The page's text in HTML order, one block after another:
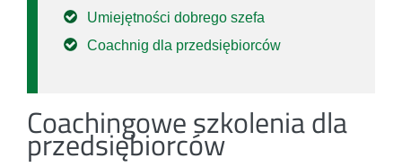
Umiejętności dobrego szefa
Coachnig dla przedsiębiorców
Coachingowe szkolenia dla
przedsiębiorców